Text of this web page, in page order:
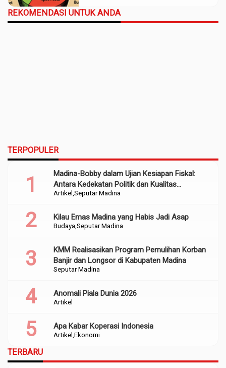
REKOMENDASI UNTUK ANDA
TERPOPULER
Artikel Seputar Madina
Madina-Bobby dalam Ujian Kesiapan Fiskal:
Antara Kedekatan Politik dan Kualitas
Perencanaan
BudayaSeputar Madina
Kilau Emas Madina yang Habis Jadi Asap
Seputar Madina
KMM Realisasikan Program Pemulihan Korban
Banjir dan Longsor di Kabupaten Madina
Artikel
Anomali Piala Dunia 2026
Artikel Ekonomi
Apa Kabar Koperasi Indonesia
TERBARU